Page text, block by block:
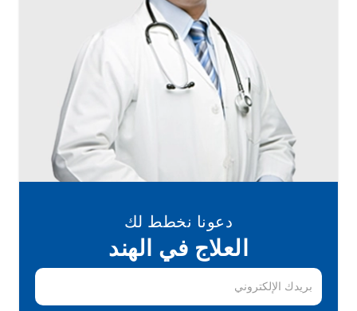
دعونا نخطط لك
العلاج في الهند